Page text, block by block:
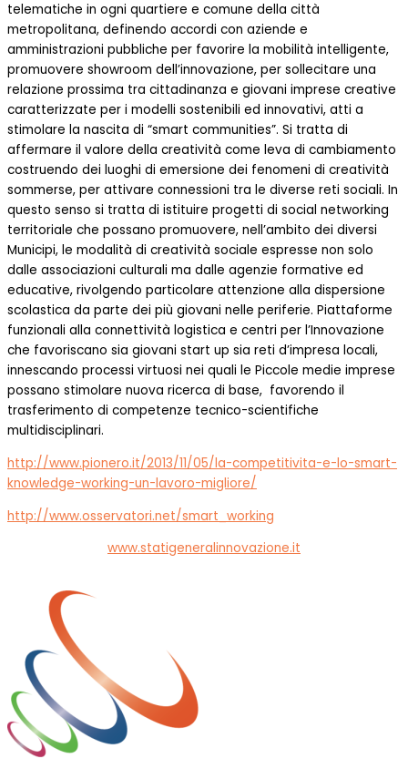
telematiche in ogni quartiere e comune della città
metropolitana, definendo accordi con aziende e
amministrazioni pubbliche per favorire la mobilità intelligente,
promuovere showroom dell’innovazione, per sollecitare una
relazione prossima tra cittadinanza e giovani imprese creative
caratterizzate per i modelli sostenibili ed innovativi, atti a
stimolare la nascita di “smart communities”. Si tratta di
affermare il valore della creatività come leva di cambiamento
costruendo dei luoghi di emersione dei fenomeni di creatività
sommerse, per attivare connessioni tra le diverse reti sociali. In
questo senso si tratta di istituire progetti di social networking
territoriale che possano promuovere, nell’ambito dei diversi
Municipi, le modalità di creatività sociale espresse non solo
dalle associazioni culturali ma dalle agenzie formative ed
educative, rivolgendo particolare attenzione alla dispersione
scolastica da parte dei più giovani nelle periferie. Piattaforme
funzionali alla connettività logistica e centri per l’Innovazione
che favoriscano sia giovani start up sia reti d’impresa locali,
innescando processi virtuosi nei quali le Piccole medie imprese
possano stimolare nuova ricerca di base, favorendo il
trasferimento di competenze tecnico-scientifiche
multidisciplinari.
http://www.pionero.it/2013/11/05/la-competitivita-e-lo-smart-
knowledge-working-un-lavoro-migliore/
http://www.osservatori.net/smart_working
www.statigeneralinnovazione.it